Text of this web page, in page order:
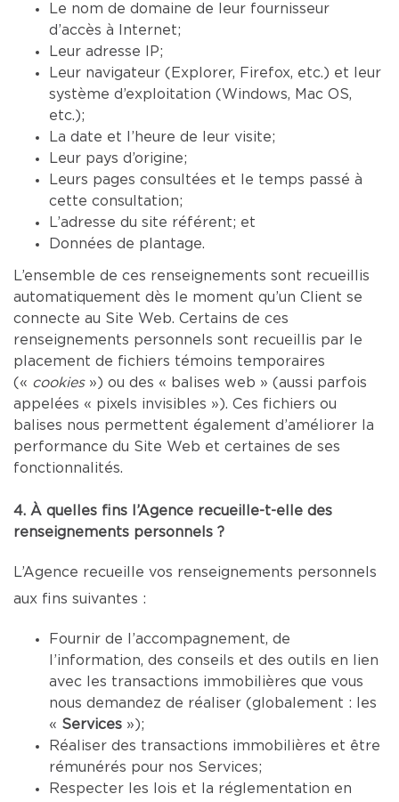
Le nom de domaine de leur fournisseur
d’accès à Internet;
Leur adresse IP;
Leur navigateur (Explorer, Firefox, etc.) et leur
système d’exploitation (Windows, Mac OS,
etc.);
La date et l’heure de leur visite;
Leur pays d’origine;
Leurs pages consultées et le temps passé à
cette consultation;
L’adresse du site référent; et
Données de plantage.
L’ensemble de ces renseignements sont recueillis
automatiquement dès le moment qu’un Client se
connecte au Site Web. Certains de ces
renseignements personnels sont recueillis par le
placement de fichiers témoins temporaires
(« cookies») ou des « balises web » (aussi parfois
appelées « pixels invisibles »). Ces fichiers ou
balises nous permettent également d’améliorer la
performance du Site Web et certaines de ses
fonctionnalités.
4. À quelles fins l’Agence recueille-t-elle des
renseignements personnels ?
L’Agence recueille vos renseignements personnels
aux fins suivantes :
Fournir de l’accompagnement, de
l’information, des conseils et des outils en lien
avec les transactions immobilières que vous
nous demandez de réaliser (globalement : les
« Services »);
Réaliser des transactions immobilières et être
rémunérés pour nos Services;
Respecter les lois et la réglementation en